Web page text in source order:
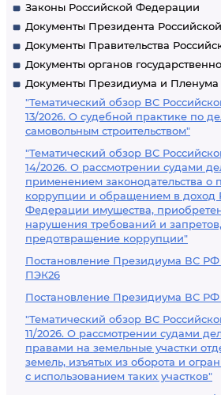
Законы Российской Федерации
Документы Президента
Документы Правительства
Документы органов
Документы Президиума и
"Тематический обзор ВС
13/2026. О судебной практике по
самовольным строительством"
"Тематический обзор ВС
14/2026. О рассмотрении судами
применением законодательства о
коррупции и обращением в доход
Федерации имущества,
нарушения требований и
предотвращение коррупции"
Постановление Президиума ВС РФ
ПЭК26
Постановление Президиума ВС РФ
"Тематический обзор ВС
11/2026. О рассмотрении судами
правами на земельные участки
земель, изъятых из оборота и
с использованием таких участков"